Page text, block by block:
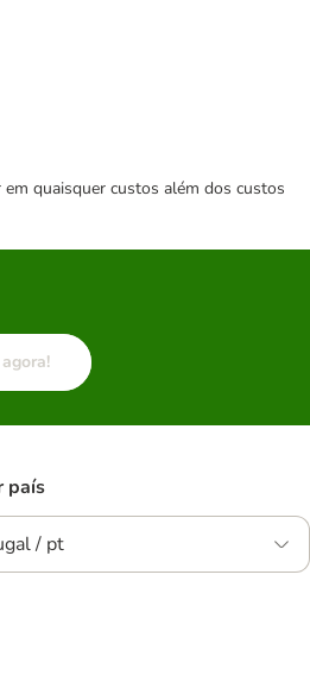
quaisquer custos além dos custos
país
/ pt